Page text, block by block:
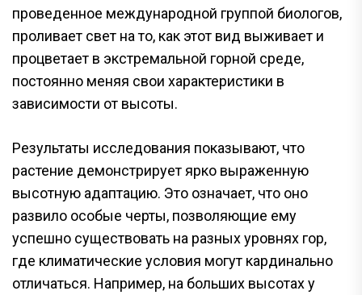
проведенное международной группой биологов,
проливает свет на то, как этот вид выживает и
процветает в экстремальной горной среде,
постоянно меняя свои характеристики в
зависимости от высоты.
Результаты исследования показывают, что
растение демонстрирует ярко выраженную
высотную адаптацию. Это означает, что оно
развило особые черты, позволяющие ему
успешно существовать на разных уровнях гор,
где климатические условия могут кардинально
отличаться. Например, на больших высотах у